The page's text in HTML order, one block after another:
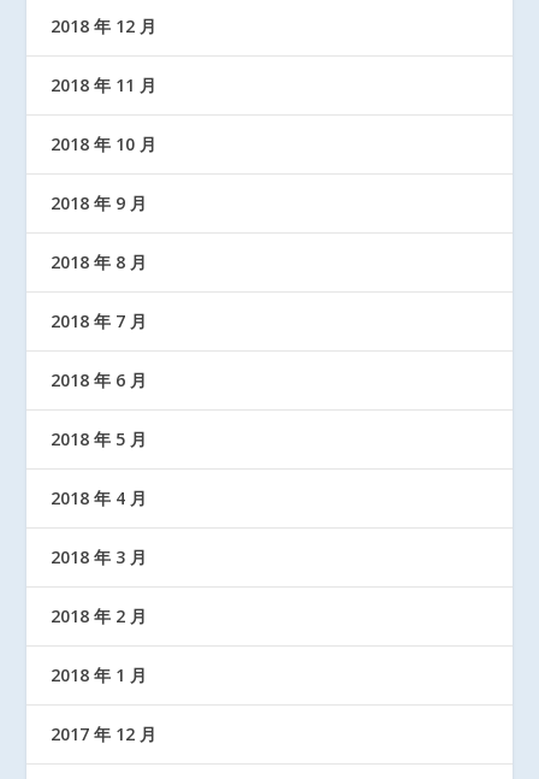
2018 年 12 月
2018 年 11 月
2018 年 10 月
2018 年 9 月
2018 年 8 月
2018 年 7 月
2018 年 6 月
2018 年 5 月
2018 年 4 月
2018 年 3 月
2018 年 2 月
2018 年 1 月
2017 年 12 月